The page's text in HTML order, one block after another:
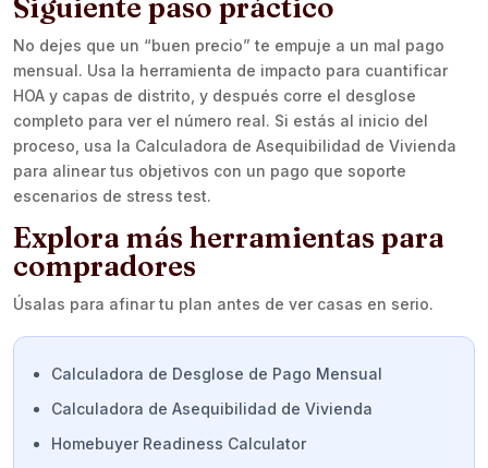
Siguiente paso práctico
No dejes que un “buen precio” te empuje a un mal pago
mensual. Usa la herramienta de impacto para cuantificar
HOA y capas de distrito, y después corre el desglose
completo para ver el número real. Si estás al inicio del
proceso, usa la Calculadora de Asequibilidad de Vivienda
para alinear tus objetivos con un pago que soporte
escenarios de stress test.
Explora más herramientas para
compradores
Úsalas para afinar tu plan antes de ver casas en serio.
Calculadora de Desglose de Pago Mensual
Calculadora de Asequibilidad de Vivienda
Homebuyer Readiness Calculator